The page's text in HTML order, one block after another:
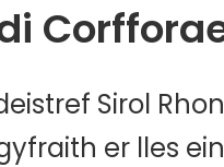
Sirol
er lles